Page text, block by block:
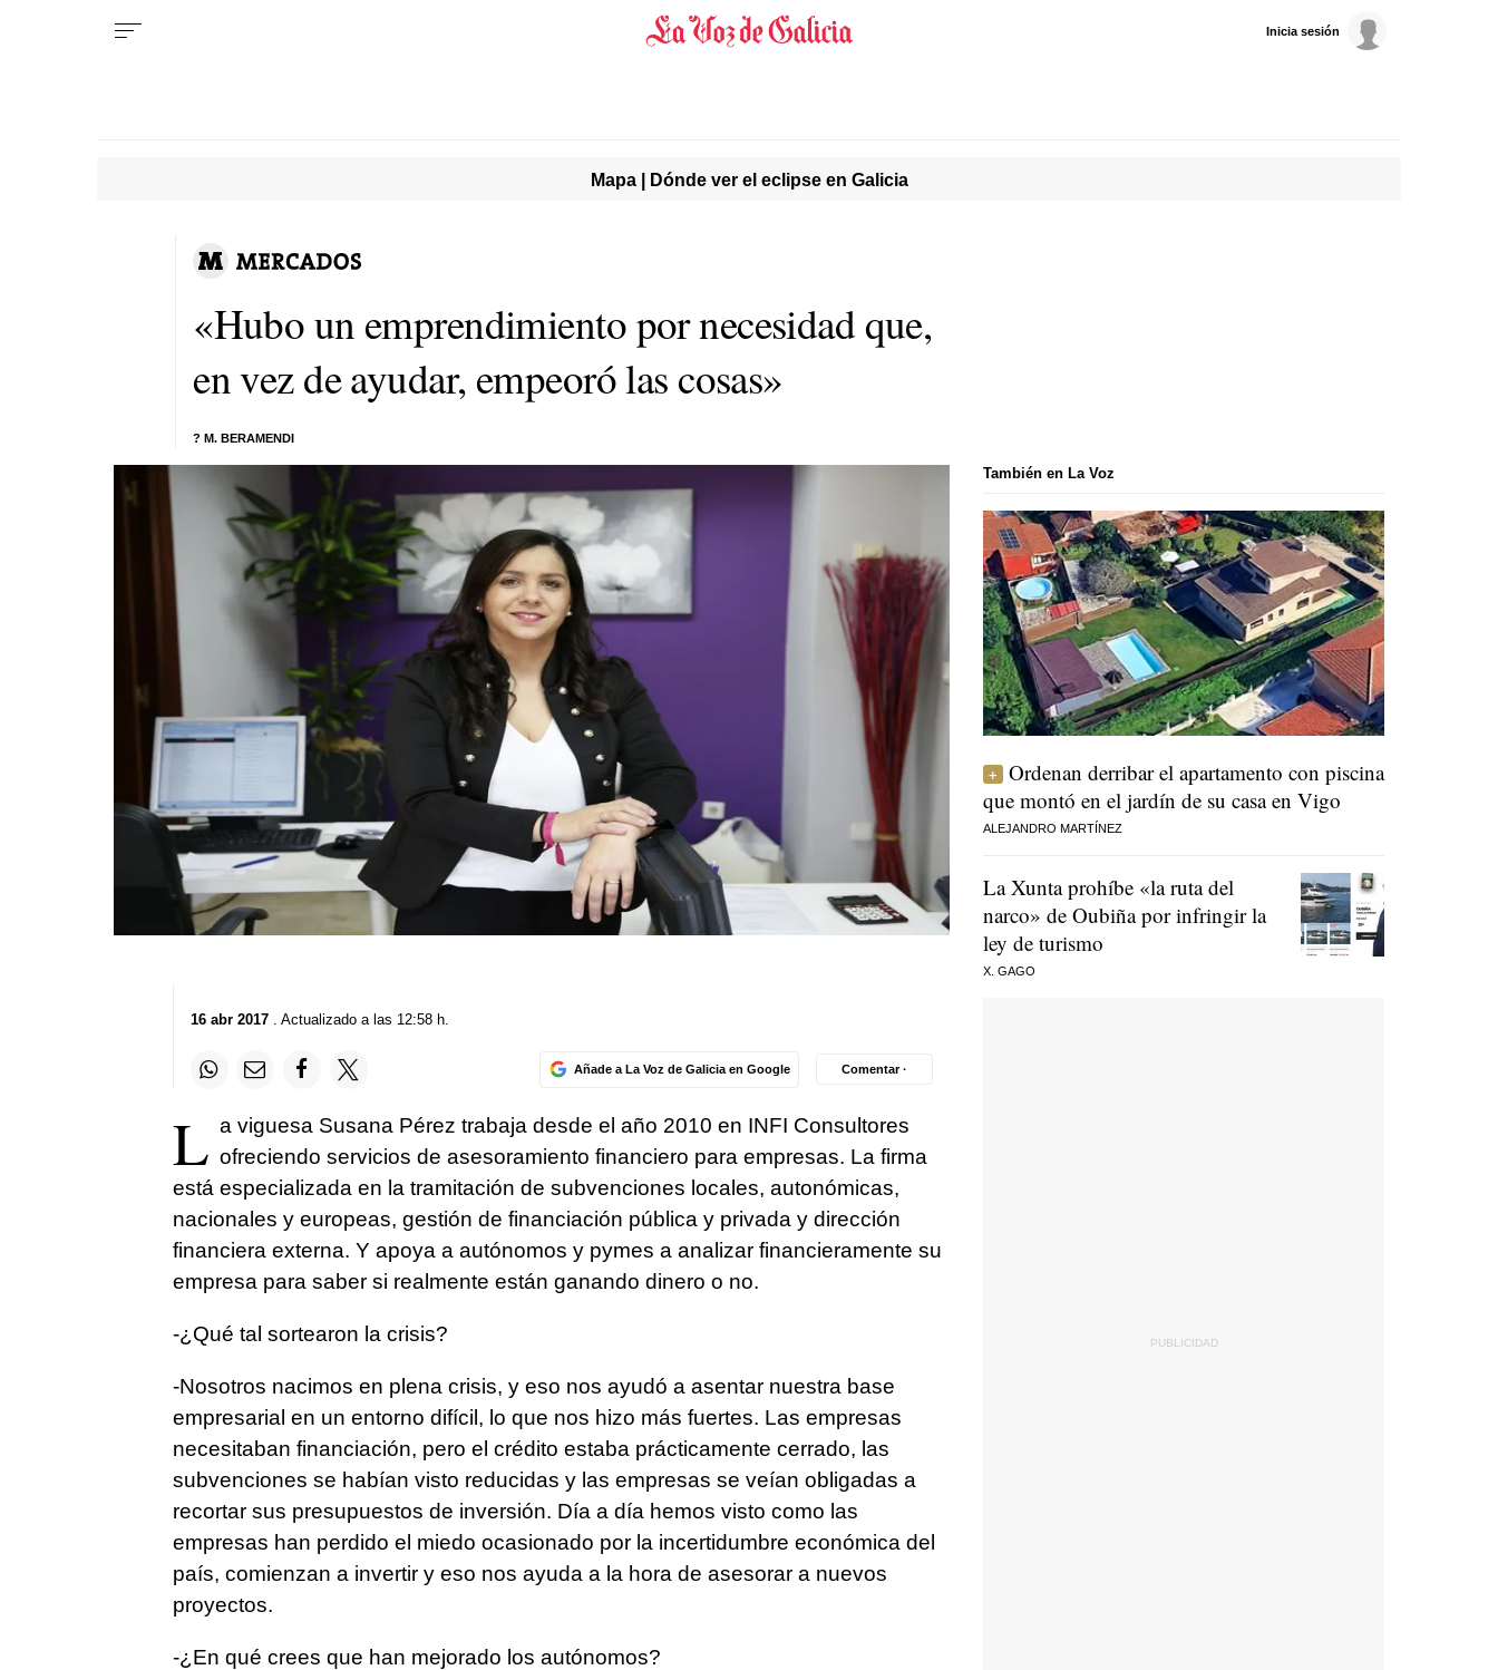
Inicia sesión
Mapa | Dónde ver el eclipse en Galicia
«Hubo un emprendimiento por necesidad que,
en vez de ayudar, empeoró las cosas»
? M. BERAMENDI
16 abr 2017. Actualizado a las 12:58 h.
Añade a La Voz de Galicia en Google Comentar ·
L a viguesa Susana Pérez trabaja desde el año 2010 en INFI Consultores
ofreciendo servicios de asesoramiento financiero para empresas. La firma
está especializada en la tramitación de subvenciones locales, autonómicas,
nacionales y europeas, gestión de financiación pública y privada y dirección
financiera externa. Y apoya a autónomos y pymes a analizar financieramente su
empresa para saber si realmente están ganando dinero o no.
-¿Qué tal sortearon la crisis?
-Nosotros nacimos en plena crisis, y eso nos ayudó a asentar nuestra base
empresarial en un entorno difícil, lo que nos hizo más fuertes. Las empresas
necesitaban financiación, pero el crédito estaba prácticamente cerrado, las
subvenciones se habían visto reducidas y las empresas se veían obligadas a
recortar sus presupuestos de inversión. Día a día hemos visto como las
empresas han perdido el miedo ocasionado por la incertidumbre económica del
país, comienzan a invertir y eso nos ayuda a la hora de asesorar a nuevos
proyectos.
-¿En qué crees que han mejorado los autónomos?
También en La Voz
Ordenan derribar el apartamento con piscina
que montó en el jardín de su casa en Vigo
ALEJANDRO MARTÍNEZ
La Xunta prohíbe «la ruta del
narco» de Oubiña por infringir la
ley de turismo
X. GAGO